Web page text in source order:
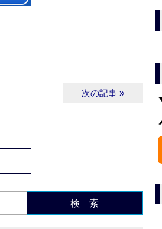
次の記事 »
検 索